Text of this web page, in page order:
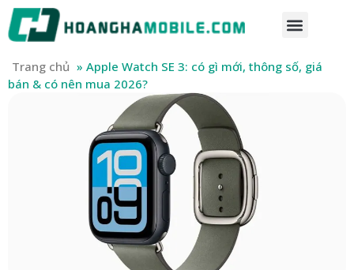
Trang chủ » Apple Watch SE 3: có gì mới, thông số, giá
bán & có nên mua 2026?